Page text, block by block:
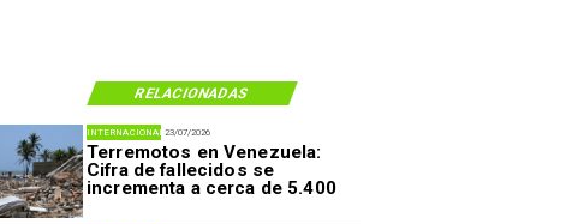
RELACIONADAS
23/07/2026
Terremotos en Venezuela:
Cifra de fallecidos se
incrementa a cerca de 5.400
INTERNACIONAL